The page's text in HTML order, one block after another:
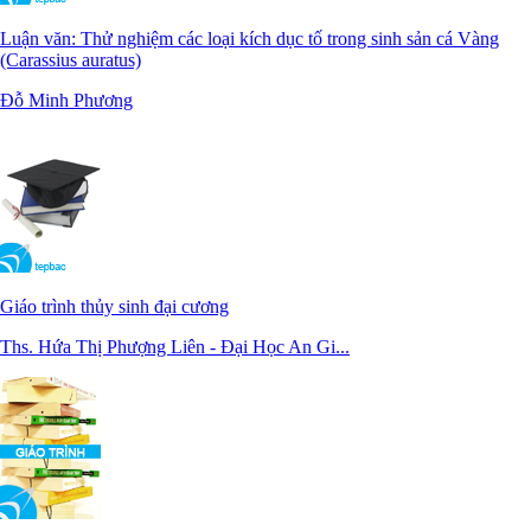
Luận văn: Thử nghiệm các loại kích dục tố trong sinh sản cá Vàng
(Carassius auratus)
Đỗ Minh Phương
Giáo trình thủy sinh đại cương
Ths. Hứa Thị Phượng Liên - Đại Học An Gi...